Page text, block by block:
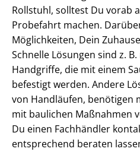
Rollstuhl, solltest Du vorab
Probefahrt machen.
Möglichkeiten, Dein
Schnelle Lösungen sind z.
Handgriffe, die mit einem
befestigt werden. Andere
von Handläufen, benötigen
mit baulichen Maßnahmen
Du einen Fachhändler
entsprechend beraten